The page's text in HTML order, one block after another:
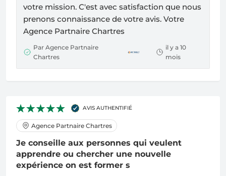
votre mission. C'est avec satisfaction que nous
prenons connaissance de votre avis. Votre
Agence Partnaire Chartres
Par Agence Partnaire
Chartres
il y a 10
mois
AVIS AUTHENTIFIÉ
Agence Partnaire Chartres
Je conseille aux personnes qui veulent
apprendre ou chercher une nouvelle
expérience on est former s